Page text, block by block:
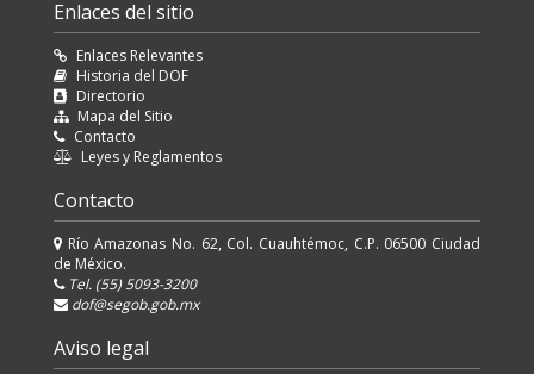
Enlaces del sitio
Enlaces Relevantes
Historia del DOF
Directorio
Mapa del Sitio
Contacto
Leyes y Reglamentos
Contacto
Río Amazonas No. 62, Col. Cuauhtémoc, C.P. 06500 Ciudad
de México.
Tel. (55) 5093-3200
dof@segob.gob.mx
Aviso legal